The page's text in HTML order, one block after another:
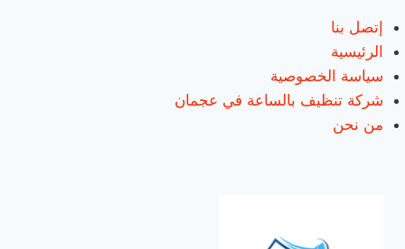
إتصل بنا
الرئيسية
سياسة الخصوصية
شركة تنظيف بالساعة في عجمان
من نحن